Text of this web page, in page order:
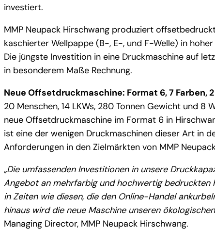
investiert.
MMP Neupack Hirschwang produziert
kaschierter Wellpappe (B-, E-, und F-Welle) in
Die jüngste Investition in eine Druckmaschine auf
in besonderem Maße Rechnung.
Neue Offsetdruckmaschine: Format 6, 7 Farben,
20 Menschen, 14 LKWs, 280 Tonnen Gewicht und
neue Offsetdruckmaschine im Format 6 in
ist eine der wenigen Druckmaschinen dieser Art in
Anforderungen in den Zielmärkten von MMP
„Die umfassenden Investitionen in unsere
Angebot an mehrfarbig und hochwertig
in Zeiten wie diesen, die den Online-Handel
hinaus wird die neue Maschine unseren
Managing Director, MMP Neupack Hirschwang.